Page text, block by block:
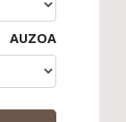
AUZOA